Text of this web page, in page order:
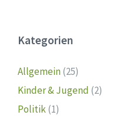
Kategorien
Allgemein(25)
Kinder & Jugend (2)
Politik(1)